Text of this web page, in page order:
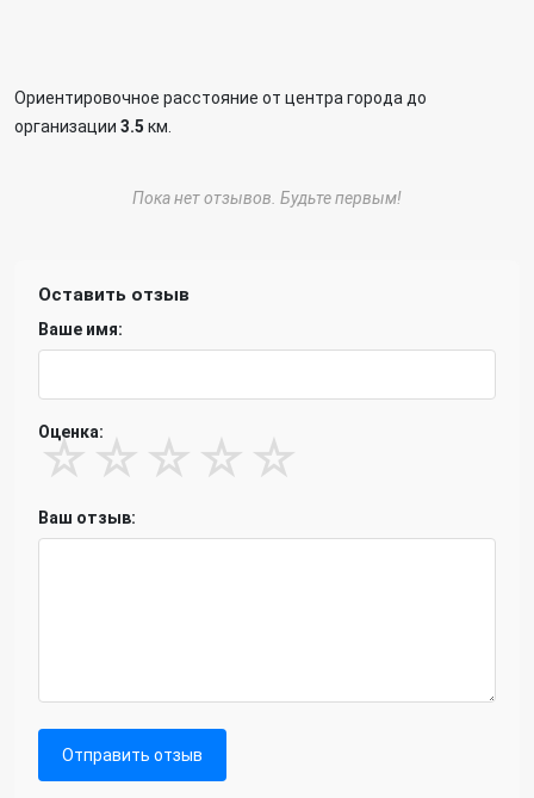
Ориентировочное расстояние от центра города до
организации 3.5 км.
Пока нет отзывов. Будьте первым!
Оставить отзыв
Ваше имя:
Оценка:
☆ ☆ ☆ ☆ ☆
Ваш отзыв:
Отправить отзыв